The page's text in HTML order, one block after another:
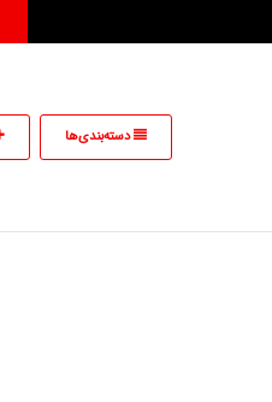
دسته‌بندی‌ها